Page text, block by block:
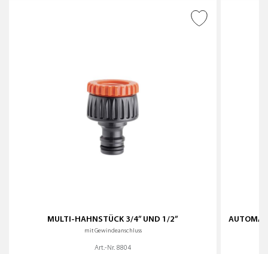
MULTI-HAHNSTÜCK 3/4” UND 1/2”
mit Gewindeanschluss
Art.-Nr. 8804